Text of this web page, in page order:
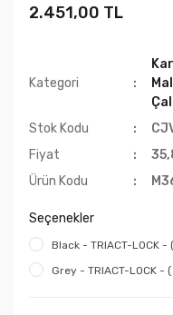
2.451,00 TL
Kategori
Stok Kodu
Fiyat
Ürün Kodu
Seçenekler
Black - TRIACT-LOCK -
Grey - TRIACT-LOCK -